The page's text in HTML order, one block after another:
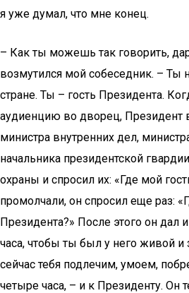
я уже думал, что мне конец.
– Как ты можешь так говорить,
возмутился мой собеседник. – Ты
стране. Ты – гость Президента.
аудиенцию во дворец, Президент
министра внутренних дел,
начальника президентской
охраны и спросил их: «Где мой
промолчали, он спросил еще раз:
Президента?» После этого он дал
часа, чтобы ты был у него живой
сейчас тебя подлечим, умоем,
четыре часа, – и к Президенту. Он